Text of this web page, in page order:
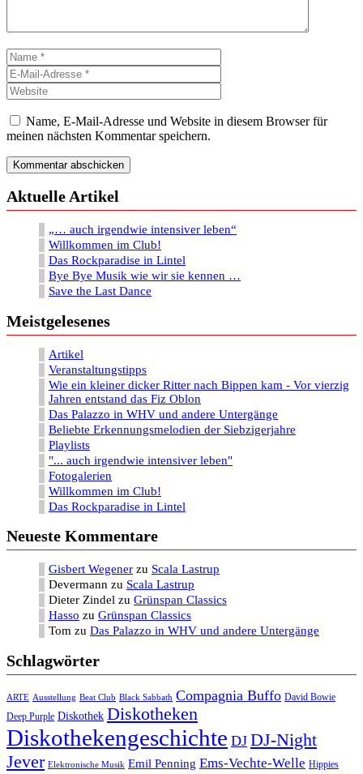
Name
Mail-
Adresse
Name, E-Mail-Adresse und Website in diesem Browser für
meinen nächsten Kommentar speichern.
Aktuelle Artikel
„… auch irgendwie intensiver leben“
Willkommen im Club!
Das Rockparadise in Lintel
Bye Bye Musik wie wir sie kennen …
Save the Last Dance
Meistgelesenes
Artikel
Veranstaltungstipps
Wie ein kleiner dicker Ritter nach Bippen kam - Vor vierzig
Jahren entstand das Fiz Oblon
Das Palazzo in WHV und andere Untergänge
Beliebte Erkennungsmelodien der Siebzigerjahre
Playlists
"... auch irgendwie intensiver leben"
Fotogalerien
Willkommen im Club!
Das Rockparadise in Lintel
Neueste Kommentare
Gisbert Wegener zu Scala Lastrup
Devermann zu Scala Lastrup
Dieter Zindel zu Grünspan Classics
Hasso zu Grünspan Classics
Tom zu Das Palazzo in WHV und andere Untergänge
Schlagwörter
ARTE Ausstellung Beat Club Black Sabbath Compagnia Buffo David Bowie
Deep Purple Diskothek Diskotheken
Diskothekengeschichte DJ DJ-Night
Jever Elektronische Musik Emil Penning Ems-Vechte-Welle Hippies